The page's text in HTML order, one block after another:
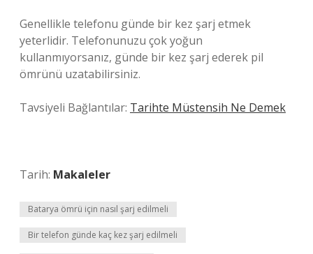
Genellikle telefonu günde bir kez şarj etmek
yeterlidir. Telefonunuzu çok yoğun
kullanmıyorsanız, günde bir kez şarj ederek pil
ömrünü uzatabilirsiniz.
Tavsiyeli Bağlantılar: Tarihte Müstensih Ne Demek
Tarih: Makaleler
Batarya ömrü için nasıl şarj edilmeli
Bir telefon günde kaç kez şarj edilmeli